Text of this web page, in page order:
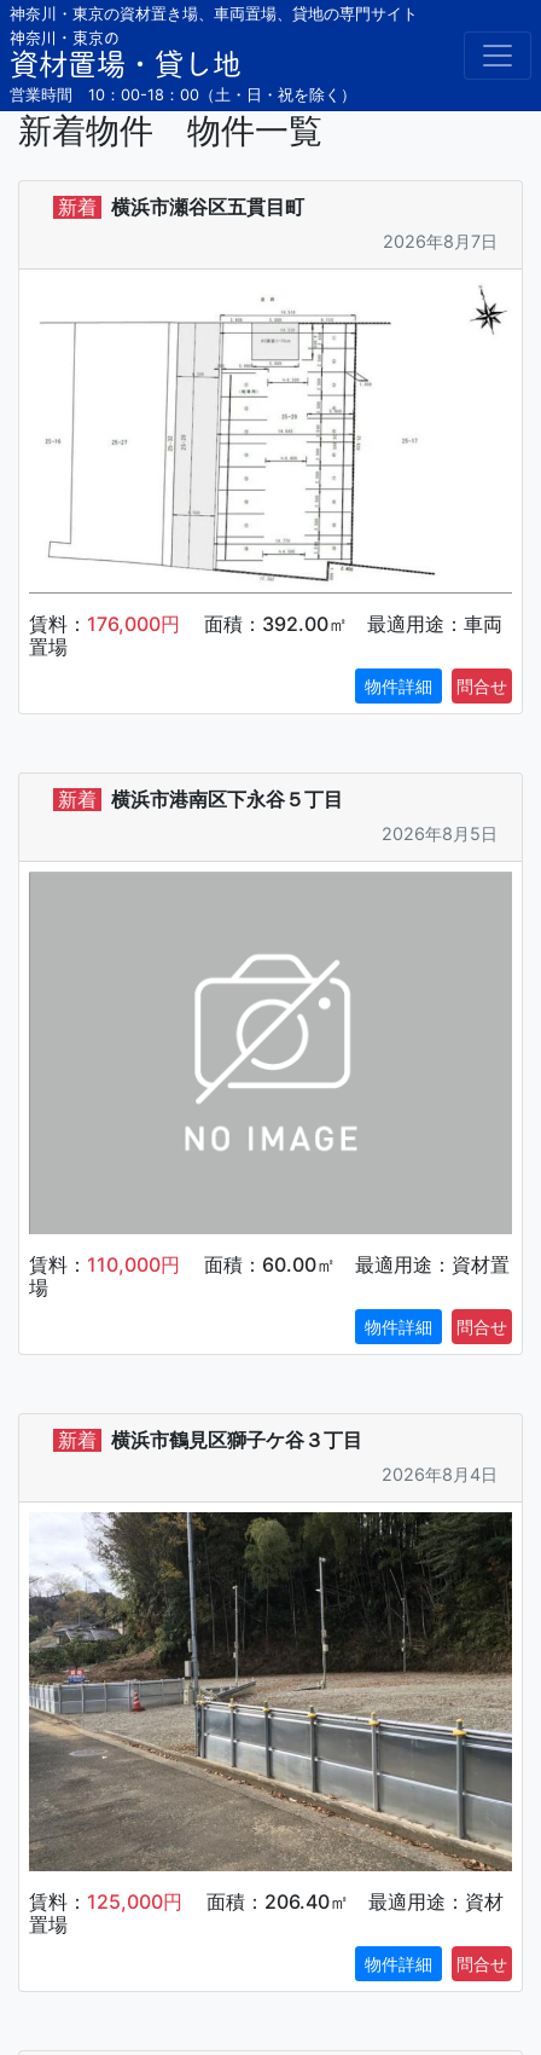
Skip
to
content
神奈川・東京の資材置き場、車両置場、貸地の専門サイト
神奈川・東京の
資材置場・貸し地
営業時間 10：00-18：00（土・日・祝を除く）
新着物件 物件一覧
横浜市瀬谷区五貫目町
新着
2026年8月7日
賃料： 176,000円 面積：392.00㎡ 最適用途：車両
置場
物件詳細
横浜市港南区下永谷５丁目
新着
2026年8月5日
賃料： 110,000円 面積：60.00㎡ 最適用途：資材置
場
物件詳細
横浜市鶴見区獅子ケ谷３丁目
新着
2026年8月4日
賃料： 125,000円 面積：206.40㎡ 最適用途：資材
置場
物件詳細